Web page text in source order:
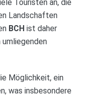
Touristen an, die
Landschaften
BCHist daher
Möglichkeit, ein
was insbesondere